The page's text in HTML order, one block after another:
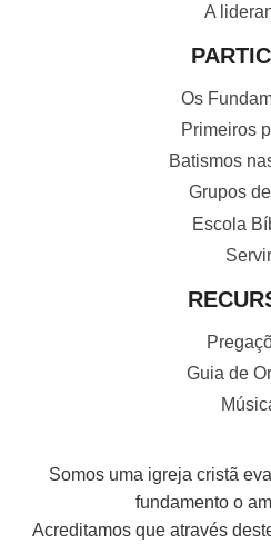
A
Os
Primeiros
Batismos
Grupos
Escola
Servir
Guia de
Somos uma igreja cristã
fundamento o
Acreditamos que através